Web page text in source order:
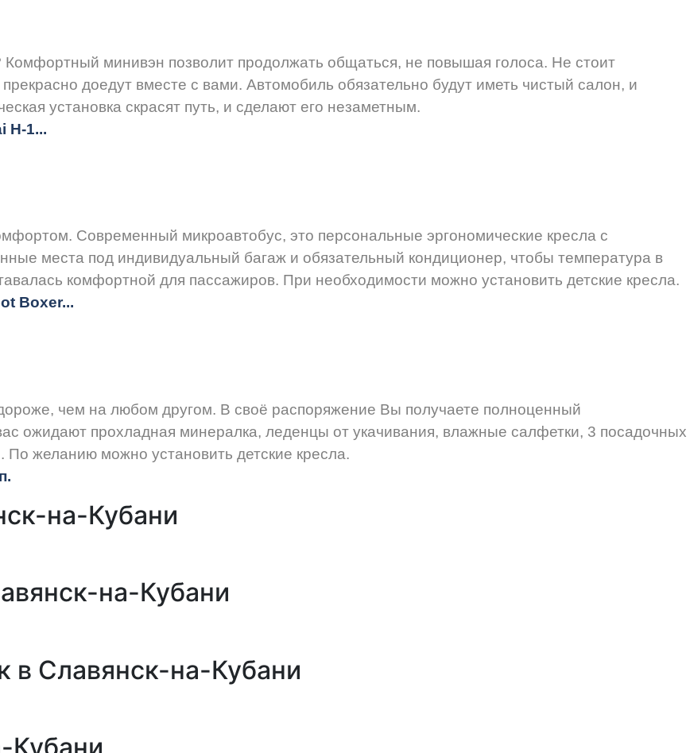
минивэн позволит продолжать общаться, не повышая голоса. Не стоит
доедут вместе с вами. Автомобиль обязательно будут иметь чистый салон, и
установка скрасят путь, и сделают его незаметным.
H-1...
Современный микроавтобус, это персональные эргономические кресла с
места под индивидуальный багаж и обязательный кондиционер, чтобы температура в
комфортной для пассажиров. При необходимости можно установить детские кресла.
Boxer...
чем на любом другом. В своё распоряжение Вы получаете полноценный
ожидают прохладная минералка, леденцы от укачивания, влажные салфетки, 3 посадочных
желанию можно установить детские кресла.
на-Кубани
на-Кубани
в Славянск-на-Кубани